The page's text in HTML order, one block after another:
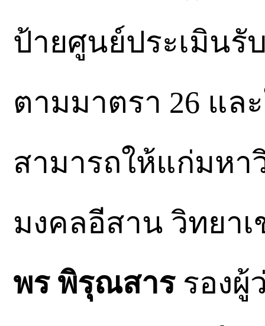
ป้ายศูนย์ประเมินรั
ตามมาตรา 26 แล
สามารถให้แก่มหา
มงคลอีสาน วิทยา
พร พิรุณสารรองผู้